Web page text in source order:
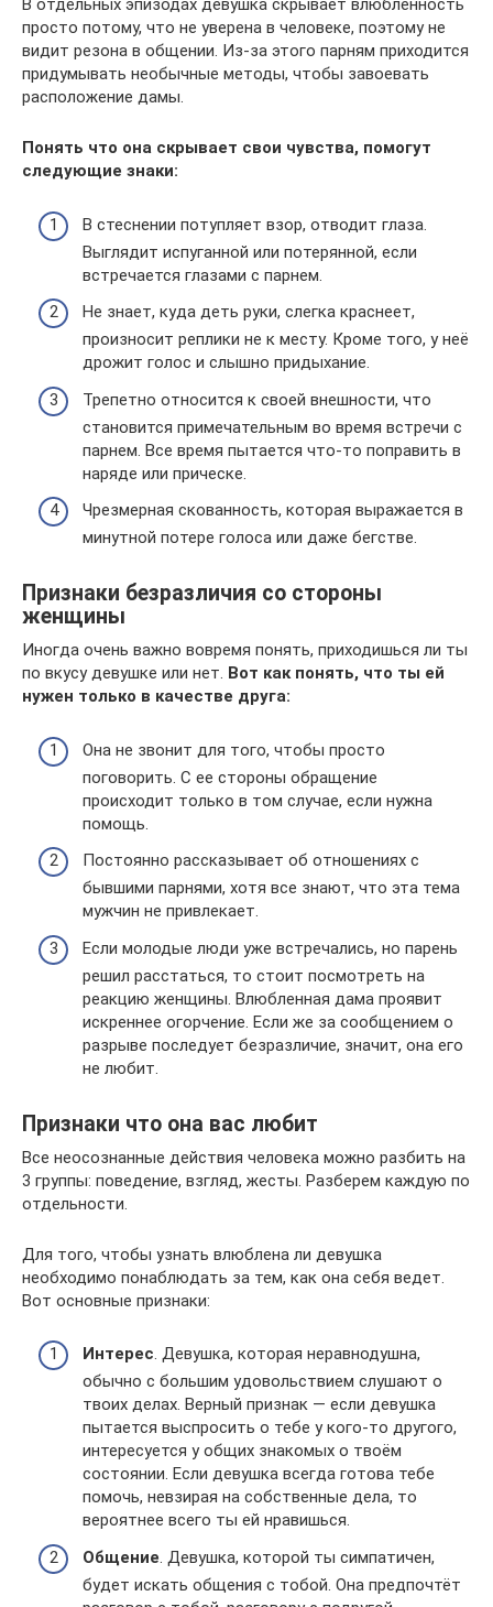
В отдельных эпизодах девушка скрывает влюбленность
просто потому, что не уверена в человеке, поэтому не
видит резона в общении. Из-за этого парням приходится
придумывать необычные методы, чтобы завоевать
расположение дамы.
Понять что она скрывает свои чувства, помогут
следующие знаки:
В стеснении потупляет взор, отводит глаза.
Выглядит испуганной или потерянной, если
встречается глазами с парнем.
Не знает, куда деть руки, слегка краснеет,
произносит реплики не к месту. Кроме того, у неё
дрожит голос и слышно придыхание.
Трепетно относится к своей внешности, что
становится примечательным во время встречи с
парнем. Все время пытается что-то поправить в
наряде или прическе.
Чрезмерная скованность, которая выражается в
минутной потере голоса или даже бегстве.
Признаки безразличия со стороны
женщины
Иногда очень важно вовремя понять, приходишься ли ты
по вкусу девушке или нет. Вот как понять, что ты ей
нужен только в качестве друга:
Она не звонит для того, чтобы просто
поговорить. С ее стороны обращение
происходит только в том случае, если нужна
помощь.
Постоянно рассказывает об отношениях с
бывшими парнями, хотя все знают, что эта тема
мужчин не привлекает.
Если молодые люди уже встречались, но парень
решил расстаться, то стоит посмотреть на
реакцию женщины. Влюбленная дама проявит
искреннее огорчение. Если же за сообщением о
разрыве последует безразличие, значит, она его
не любит.
Признаки что она вас любит
Все неосознанные действия человека можно разбить на
3 группы: поведение, взгляд, жесты. Разберем каждую по
отдельности.
Для того, чтобы узнать влюблена ли девушка
необходимо понаблюдать за тем, как она себя ведет.
Вот основные признаки:
Интерес. Девушка, которая неравнодушна,
обычно с большим удовольствием слушают о
твоих делах. Верный признак — если девушка
пытается выспросить о тебе у кого-то другого,
интересуется у общих знакомых о твоём
состоянии. Если девушка всегда готова тебе
помочь, невзирая на собственные дела, то
вероятнее всего ты ей нравишься.
Общение . Девушка, которой ты симпатичен,
будет искать общения с тобой. Она предпочтёт